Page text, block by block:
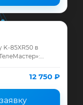
K-85XR50 в
до 1212 750 ₽